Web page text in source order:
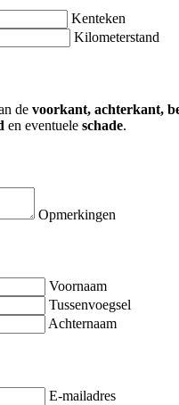
Kenteken
Kilometerstand
de voorkant, achterkant,
en eventuele schade.
Opmerkingen
Voornaam
Tussenvoegsel
Achternaam
E-mailadres